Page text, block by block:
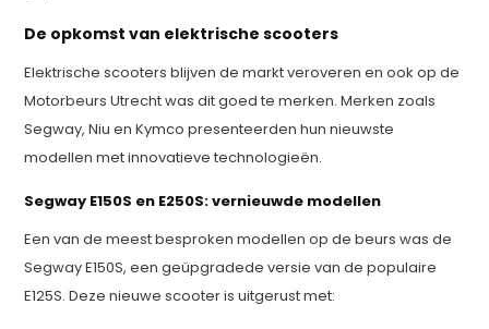
De opkomst van elektrische scooters
Elektrische scooters blijven de markt veroveren en ook op de
Motorbeurs Utrecht was dit goed te merken. Merken zoals
Segway, Niu en Kymco presenteerden hun nieuwste
modellen met innovatieve technologieën.
Segway E150S en E250S: vernieuwde modellen
Een van de meest besproken modellen op de beurs was de
Segway E150S, een geüpgradede versie van de populaire
E125S. Deze nieuwe scooter is uitgerust met: